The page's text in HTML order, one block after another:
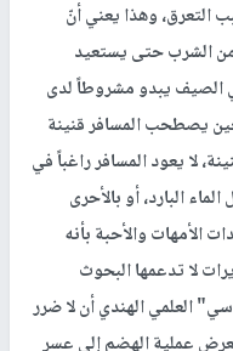
التعرق، وهذا يعني أنّ
من الشرب حتى يستعيد
الصيف يبدو مشروطاً لدى
يصطحب المسافر قنينة
لا يعود المسافر راغباً في
البارد، أو بالأحرى
الأمهات والأحبة بأنه
لا تدعمها البحوث
العلمي الهندي أن لا ضرر